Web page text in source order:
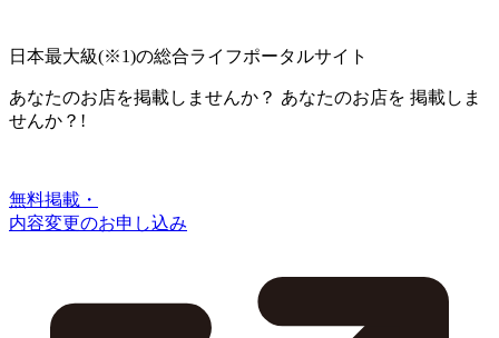
日本最大級(※1)の総合ライフポータルサイト
あなたのお店を掲載しませんか？ あなたのお店を 掲載しま
せんか？!
無料掲載・
内容変更のお申し込み